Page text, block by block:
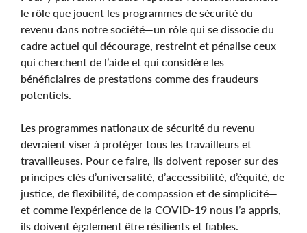
le rôle que jouent les programmes de sécurité du
revenu dans notre société—un rôle qui se dissocie du
cadre actuel qui décourage, restreint et pénalise ceux
qui cherchent de l’aide et qui considère les
bénéficiaires de prestations comme des fraudeurs
potentiels.
Les programmes nationaux de sécurité du revenu
devraient viser à protéger tous les travailleurs et
travailleuses. Pour ce faire, ils doivent reposer sur des
principes clés d’universalité, d’accessibilité, d’équité, de
justice, de flexibilité, de compassion et de simplicité—
et comme l’expérience de la COVID-19 nous l’a appris,
ils doivent également être résilients et fiables.